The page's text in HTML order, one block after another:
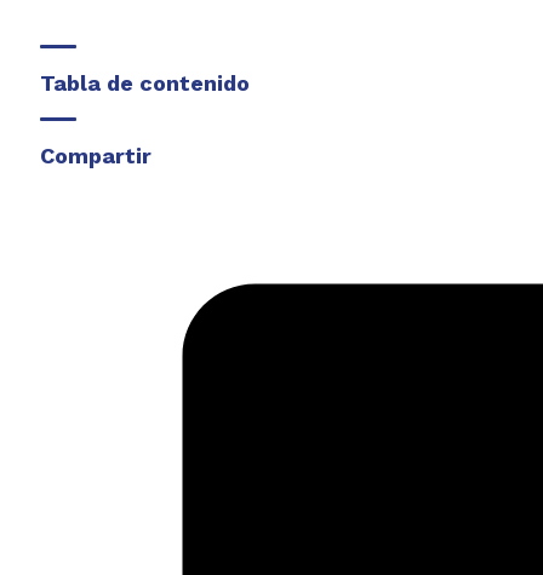
Tabla de contenido
Compartir